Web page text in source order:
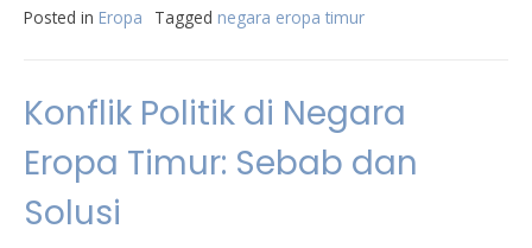
Posted in Eropa Tagged negara eropa timur
Konflik Politik di Negara
Eropa Timur: Sebab dan
Solusi